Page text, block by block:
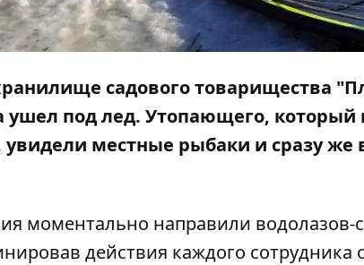
садового товарищества
под лед. Утопающего, который
местные рыбаки и сразу
моментально направили водолазов-
действия каждого сотрудника